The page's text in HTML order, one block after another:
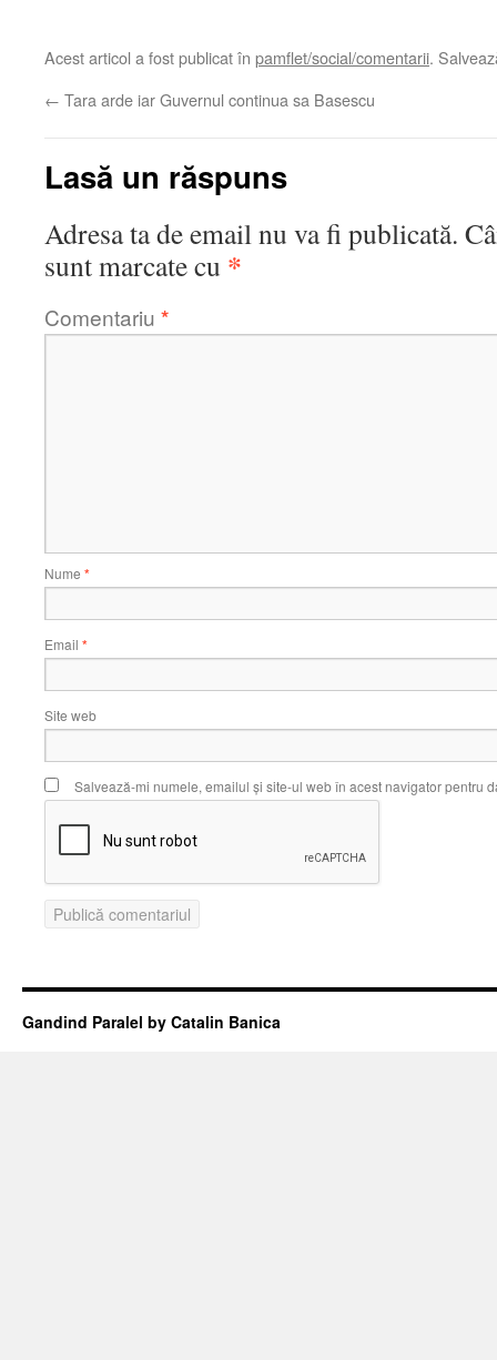
Acest articol a fost publicat în pamflet/social/comentarii.
← Tara arde iar Guvernul continua sa Basescu
Lasă un răspuns
Adresa ta de email nu va fi publicată.
sunt marcate cu *
Comentariu *
Nume *
Email *
Site web
Salvează-mi numele, emailul și site-ul web în acest navigator pentru
Gandind Paralel by Catalin Banica